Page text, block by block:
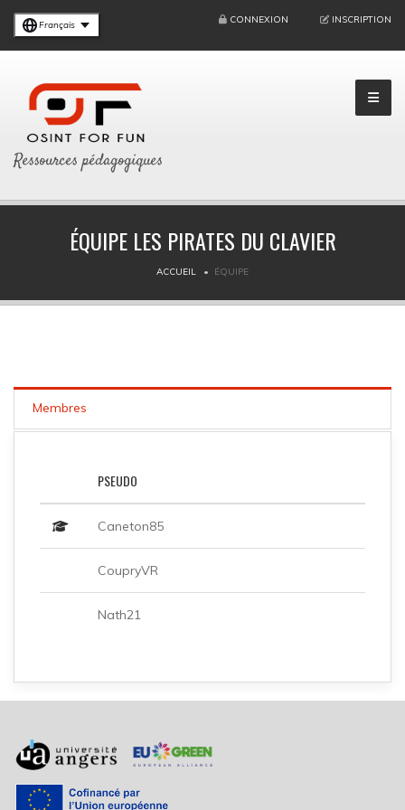
Français CONNEXION INSCRIPTION
Ressources pédagogiques
ÉQUIPE LES PIRATES DU CLAVIER
ACCUEIL ÉQUIPE
Membres
PSEUDO
Caneton85
CoupryVR
Nath21